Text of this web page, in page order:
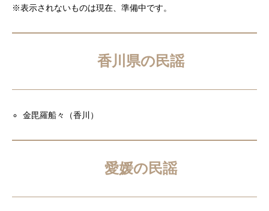
※表示されないものは現在、準備中です。
香川県の民謡
金毘羅船々（香川）
愛媛の民謡